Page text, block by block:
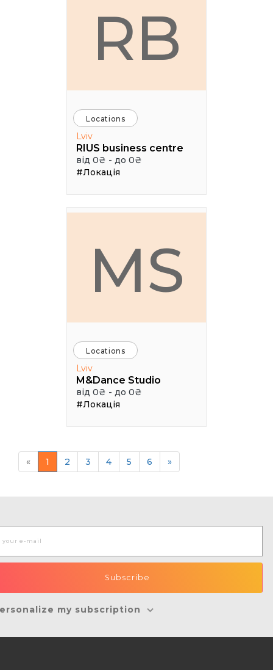
RB
Locations
Lviv
RIUS business centre
від 0₴ - до 0₴
#Локація
MS
Locations
Lviv
M&Dance Studio
від 0₴ - до 0₴
#Локація
« 1 2 3 4 5 6 »
my subscription